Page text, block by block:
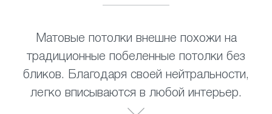
Матовые потолки внешне похожи на
традиционные побеленные потолки без
бликов. Благодаря своей нейтральности,
легко вписываются в любой интерьер.